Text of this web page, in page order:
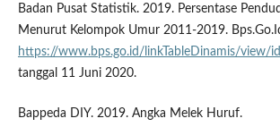
Badan Pusat Statistik. 2019. Persentase
Menurut Kelompok Umur 2011-2019.
https://www.bps.go.id/linkTableDinamis/view/
tanggal 11 Juni 2020.
Bappeda DIY. 2019. Angka Melek Huruf.